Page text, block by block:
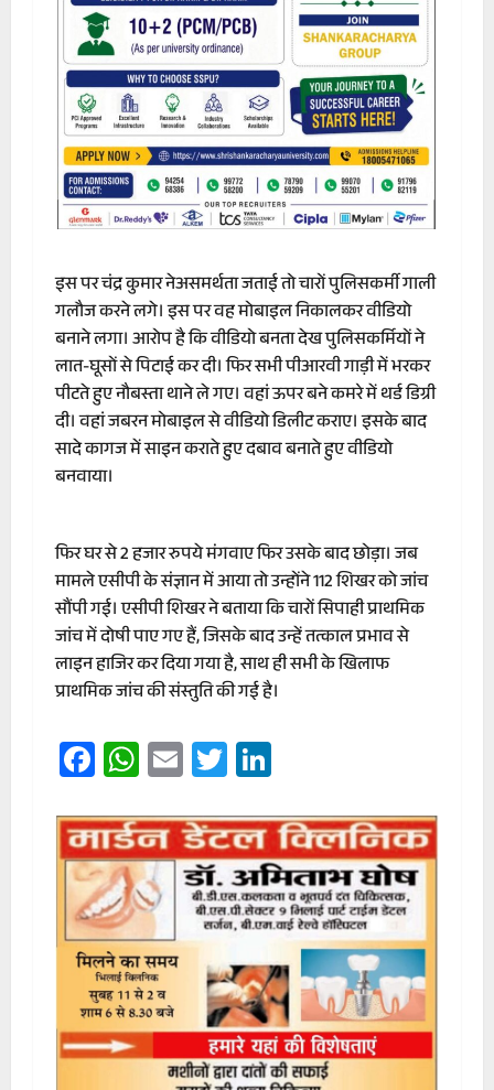
इस पर चंद्र कुमार नेअसमर्थता जताई तो चारों पुलिसकर्मी गाली
गलौज करने लगे। इस पर वह मोबाइल निकालकर वीडियो
बनाने लगा। आरोप है कि वीडियो बनता देख पुलिसकर्मियों ने
लात-घूसों से पिटाई कर दी। फिर सभी पीआरवी गाड़ी में भरकर
पीटते हुए नौबस्ता थाने ले गए। वहां ऊपर बने कमरे में थर्ड डिग्री
दी। वहां जबरन मोबाइल से वीडियो डिलीट कराए। इसके बाद
सादे कागज में साइन कराते हुए दबाव बनाते हुए वीडियो
बनवाया।
फिर घर से 2 हजार रुपये मंगवाए फिर उसके बाद छोड़ा। जब
मामले एसीपी के संज्ञान में आया तो उन्होंने 112 शिखर को जांच
सौंपी गई। एसीपी शिखर ने बताया कि चारों सिपाही प्राथमिक
जांच में दोषी पाए गए हैं, जिसके बाद उन्हें तत्काल प्रभाव से
लाइन हाजिर कर दिया गया है, साथ ही सभी के खिलाफ
प्राथमिक जांच की संस्तुति की गई है।
Facebook
WhatsApp
EmailTwitter